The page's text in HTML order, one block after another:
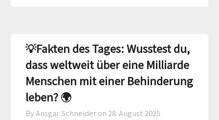
💡Fakten des Tages: Wusstest du,
dass weltweit über eine Milliarde
Menschen mit einer Behinderung
leben? 🌍
By Ansgar Schneider on 28. August 2025